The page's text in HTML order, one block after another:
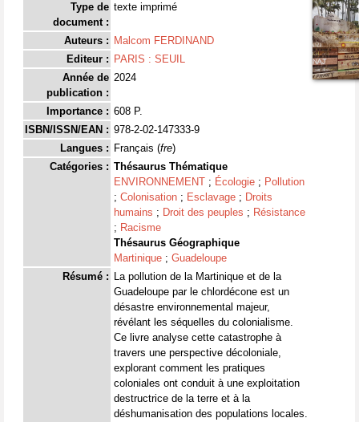
Type de
document :
texte imprimé
Auteurs : Malcom FERDINAND
Editeur : PARIS : SEUIL
Année de
publication :
2024
Importance : 608 P.
ISBN/ISSN/EAN : 978-2-02-147333-9
Langues : Français (fre)
Catégories : Thésaurus Thématique
ENVIRONNEMENT ; Écologie ; Pollution
; Colonisation ; Esclavage ; Droits
humains ; Droit des peuples ; Résistance
; Racisme
Thésaurus Géographique
Martinique ; Guadeloupe
Résumé : La pollution de la Martinique et de la
Guadeloupe par le chlordécone est un
désastre environnemental majeur,
révélant les séquelles du colonialisme.
Ce livre analyse cette catastrophe à
travers une perspective décoloniale,
explorant comment les pratiques
coloniales ont conduit à une exploitation
destructrice de la terre et à la
déshumanisation des populations locales.